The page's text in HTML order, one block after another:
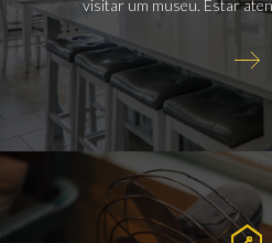
visitar um museu. Estar